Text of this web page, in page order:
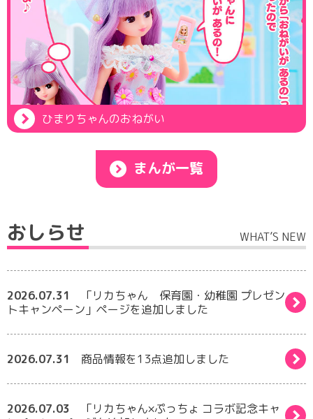
ひまりちゃんのおねがい
まんが一覧
おしらせ WHAT’S NEW
2026.07.31
「リカちゃん 保育園・幼稚園 プレゼン
トキャンペーン」ページを追加しました
2026.07.31 商品情報を13点追加しました
2026.07.03
「リカちゃん×ぷっちょ コラボ記念キャ